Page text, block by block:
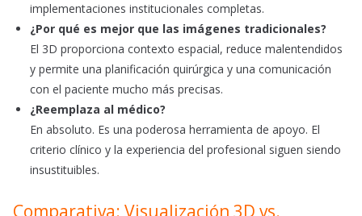
implementaciones institucionales completas.
¿Por qué es mejor que las imágenes tradicionales?
El 3D proporciona contexto espacial, reduce malentendidos
y permite una planificación quirúrgica y una comunicación
con el paciente mucho más precisas.
¿Reemplaza al médico?
En absoluto. Es una poderosa herramienta de apoyo. El
criterio clínico y la experiencia del profesional siguen siendo
insustituibles.
Comparativa: Visualización 3D vs.